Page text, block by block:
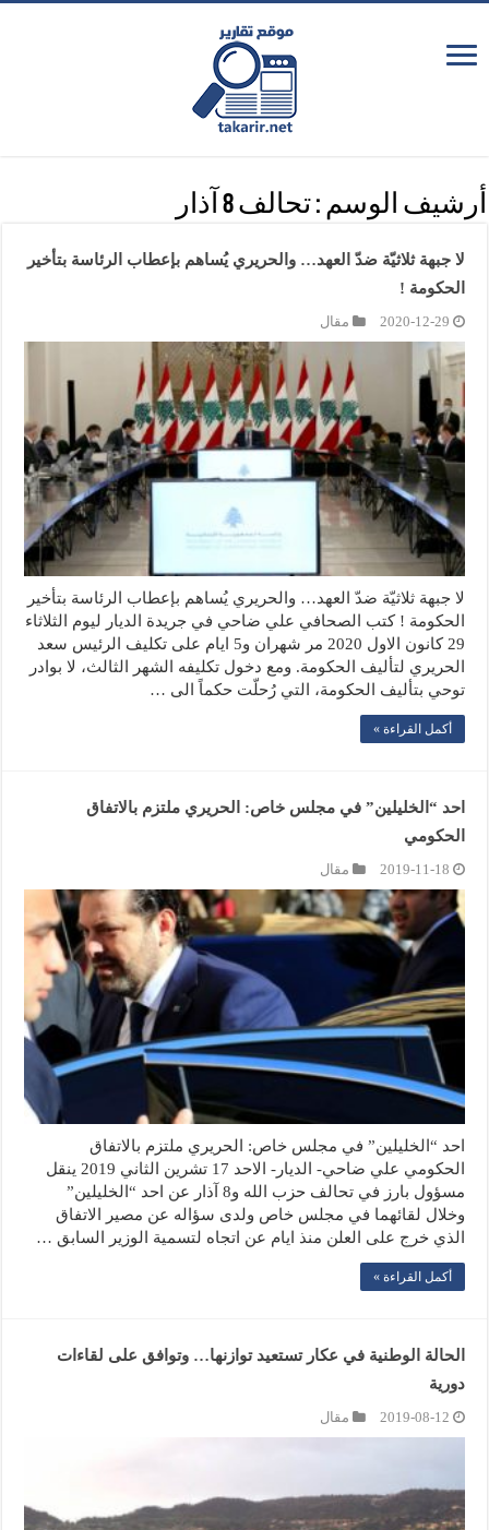
أرشيف الوسم :تحالف 8 آذار
لا جبهة ثلاثيّة ضدّ العهد… والحريري يُساهم بإعطاب الرئاسة بتأخير
الحكومة !
2020-12-29 مقال
لا جبهة ثلاثيّة ضدّ العهد… والحريري يُساهم بإعطاب الرئاسة بتأخير
الحكومة ! كتب الصحافي علي ضاحي في جريدة الديار ليوم الثلاثاء
29 كانون الاول 2020 مر شهران و5 ايام على تكليف الرئيس سعد
الحريري لتأليف الحكومة. ومع دخول تكليفه الشهر الثالث، لا بوادر
توحي بتأليف الحكومة، التي رُحلّت حكماً الى …
أكمل القراءة »
احد “الخليلين” في مجلس خاص: الحريري ملتزم بالاتفاق
الحكومي
2019-11-18 مقال
احد “الخليلين” في مجلس خاص: الحريري ملتزم بالاتفاق
الحكومي علي ضاحي- الديار- الاحد 17 تشرين الثاني 2019 ينقل
مسؤول بارز في تحالف حزب الله و8 آذار عن احد “الخليلين”
وخلال لقائهما في مجلس خاص ولدى سؤاله عن مصير الاتفاق
الذي خرج على العلن منذ ايام عن اتجاه لتسمية الوزير السابق …
أكمل القراءة »
الحالة الوطنية في عكار تستعيد توازنها… وتوافق على لقاءات
دورية
2019-08-12 مقال